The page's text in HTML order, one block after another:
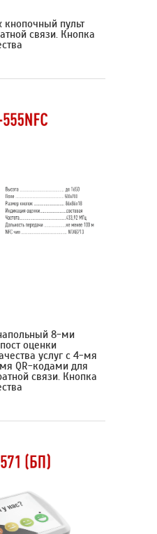
кнопочный пульт
связи. Кнопка
8-ми
оценки
услуг с 4-мя
QR-кодами для
связи. Кнопка